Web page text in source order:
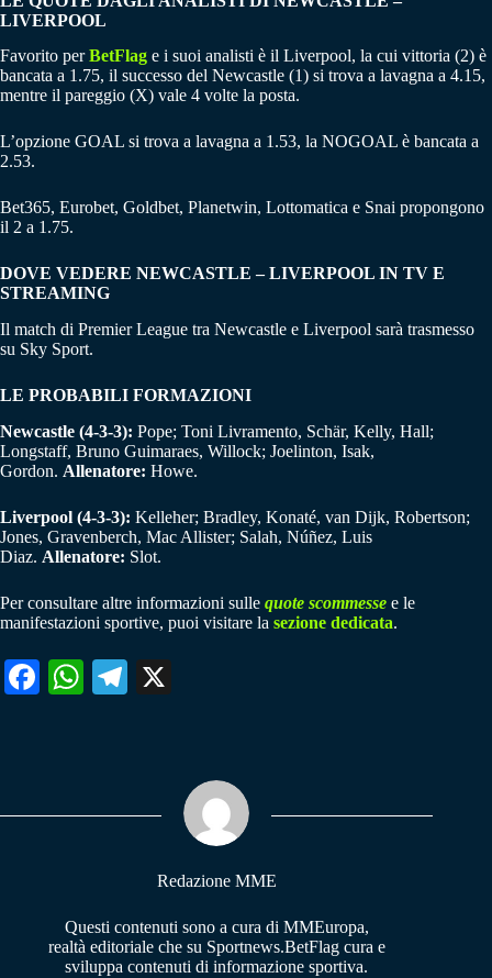
LIVERPOOL
Favorito perBetFlag e i suoi analisti è il Liverpool, la cui vittoria (2) è
bancata a 1.75, il successo del Newcastle (1) si trova a lavagna a 4.15,
mentre il pareggio (X) vale 4 volte la posta.
L’opzione GOAL si trova a lavagna a 1.53, la NOGOAL è bancata a
2.53.
Bet365, Eurobet, Goldbet, Planetwin, Lottomatica e Snai propongono
il 2 a 1.75.
DOVE VEDERE NEWCASTLE – LIVERPOOL IN TV E
STREAMING
Il match di Premier League tra Newcastle e Liverpool sarà trasmesso
su Sky Sport.
LE PROBABILI FORMAZIONI
Newcastle (4-3-3): Pope; Toni Livramento, Schär, Kelly, Hall;
Longstaff, Bruno Guimaraes, Willock; Joelinton, Isak,
Gordon. Allenatore: Howe.
Liverpool (4-3-3): Kelleher; Bradley, Konaté, van Dijk, Robertson;
Jones, Gravenberch, Mac Allister; Salah, Núñez, Luis
Diaz. Allenatore: Slot.
Per consultare altre informazioni sulle quote scommesse e le
manifestazioni sportive, puoi visitare la sezione dedicata.
Fa W
pp
Te
m
Redazione MME
Questi contenuti sono a cura di MMEuropa,
realtà editoriale che su Sportnews.BetFlag cura e
sviluppa contenuti di informazione sportiva.